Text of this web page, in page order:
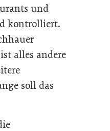
und
kontrolliert.
alles andere
soll das